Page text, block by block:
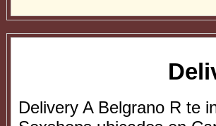
Delivery A Belgrano R te